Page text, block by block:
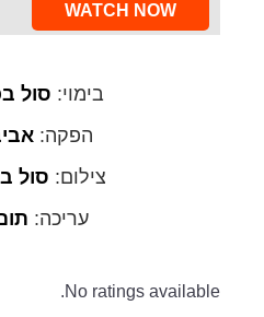
WATCH NOW
בימוי: סול
הפקה:
צילום: סול
עריכה:
No ratings available.